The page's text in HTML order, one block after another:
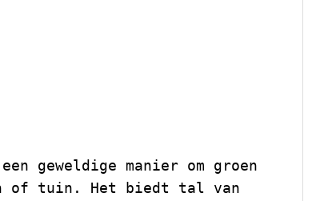
geweldige manier om groen
of tuin. Het biedt tal van